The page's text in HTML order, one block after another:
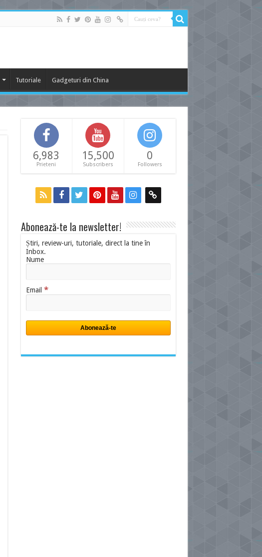
Tutoriale Gadgeturi din China
6,983
Prieteni
15,500
Subscribers
0
Followers
Abonează-te la newsletter!
Știri, review-uri, tutoriale, direct la tine în
Inbox.
Nume
Email *